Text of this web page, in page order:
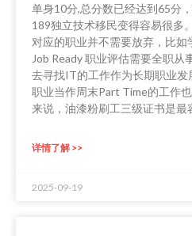
单身10分,总分数已经达到65分
189独立技术移民变得容易很多
对应的职业并不需要放弃，比
Job Ready 职业评估需要全职
去寻找IT的工作作为长期职业
职业当作周末Part Time的工作
来说，油漆粉刷工三级证书是最
详情了解 >>
2025-09-19